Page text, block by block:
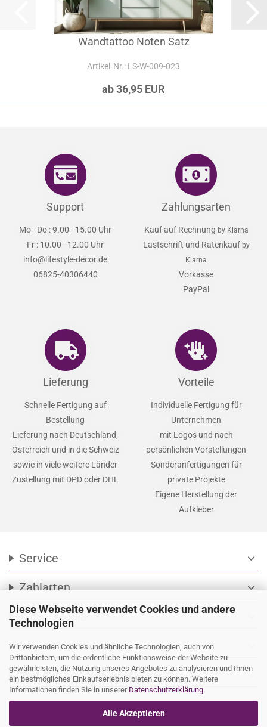
Diese Webseite verwendet Cookies und andere
Technologien
Wir verwenden Cookies und ähnliche Technologien, auch von
Drittanbietern, um die ordentliche Funktionsweise der Website zu
gewährleisten, die Nutzung unseres Angebotes zu analysieren und Ihnen
ein bestmögliches Einkaufserlebnis bieten zu können. Weitere
Informationen finden Sie in unserer Datenschutzerklärung.
Alle Akzeptieren
Wandtattoo Noten Satz
Artikel‑Nr.: LS-W-009-023
ab 36,95 EUR
Support
Mo - Do : 9.00 - 15.00 Uhr
Fr : 10.00 - 12.00 Uhr
info@lifestyle-decor.de
06825-40306440
Zahlungsarten
Kauf auf Rechnung by Klarna
Lastschrift und Ratenkauf by
Klarna
Vorkasse
PayPal
Lieferung
Schnelle Fertigung auf
Bestellung
Lieferung nach Deutschland,
Österreich und in die Schweiz
sowie in viele weitere Länder
Zustellung mit DPD oder DHL
Vorteile
Individuelle Fertigung für
Unternehmen
mit Logos und nach
persönlichen Vorstellungen
Sonderanfertigungen für
private Projekte
Eigene Herstellung der
Aufkleber
Service expand_more
Zahlarten expand_more
Social Media
Wir versenden mit
Ihre persönliche Seite expand_more